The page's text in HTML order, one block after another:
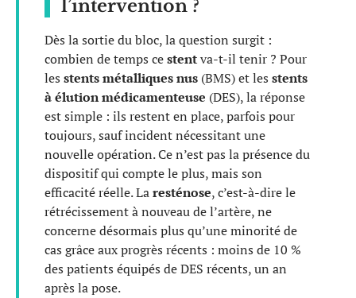
l’intervention ?
Dès la sortie du bloc, la question surgit :
combien de temps cestentva-t-il tenir ? Pour
les stents métalliques nus (BMS) et les stents
à élution médicamenteuse (DES), la réponse
est simple : ils restent en place, parfois pour
toujours, sauf incident nécessitant une
nouvelle opération. Ce n’est pas la présence du
dispositif qui compte le plus, mais son
efficacité réelle. Laresténose, c’est-à-dire le
rétrécissement à nouveau de l’artère, ne
concerne désormais plus qu’une minorité de
cas grâce aux progrès récents : moins de 10 %
des patients équipés de DES récents, un an
après la pose.